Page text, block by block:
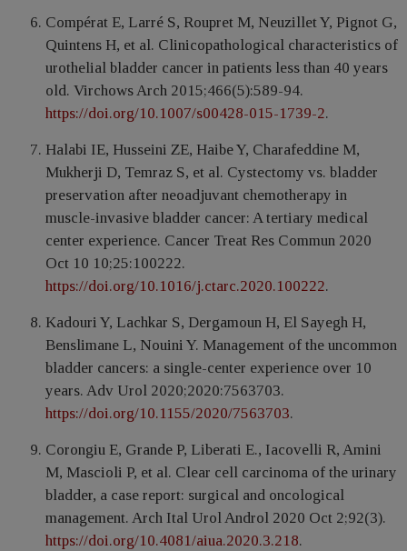
Compérat E, Larré S, Roupret M, Neuzillet Y, Pignot G,
Quintens H, et al. Clinicopathological characteristics of
urothelial bladder cancer in patients less than 40 years
old. Virchows Arch 2015;466(5):589-94.
https://doi.org/10.1007/s00428-015-1739-2.
Halabi IE, Husseini ZE, Haibe Y, Charafeddine M,
Mukherji D, Temraz S, et al. Cystectomy vs. bladder
preservation after neoadjuvant chemotherapy in
muscle-invasive bladder cancer: A tertiary medical
center experience. Cancer Treat Res Commun 2020
Oct 10 10;25:100222.
https://doi.org/10.1016/j.ctarc.2020.100222.
Kadouri Y, Lachkar S, Dergamoun H, El Sayegh H,
Benslimane L, Nouini Y. Management of the uncommon
bladder cancers: a single-center experience over 10
years. Adv Urol 2020;2020:7563703.
https://doi.org/10.1155/2020/7563703.
Corongiu E, Grande P, Liberati E., Iacovelli R, Amini
M, Mascioli P, et al. Clear cell carcinoma of the urinary
bladder, a case report: surgical and oncological
management. Arch Ital Urol Androl 2020 Oct 2;92(3).
https://doi.org/10.4081/aiua.2020.3.218.